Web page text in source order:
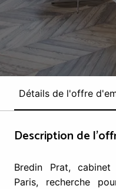
Détails de l'offre
Description de
Bredin Prat, cabinet
Paris, recherche